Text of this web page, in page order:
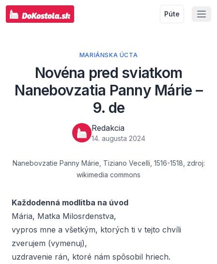
Púte
MARIÁNSKA ÚCTA
Novéna pred sviatkom
Nanebovzatia Panny Márie –
9. de
Redakcia
14. augusta 2024
Nanebovzatie Panny Márie, Tiziano Vecelli, 1516-1518, zdroj:
wikimedia commons
Každodenná modlitba na úvod
Mária, Matka Milosrdenstva,
vypros mne a všetkým, ktorých ti v tejto chvíli
zverujem (vymenuj),
uzdravenie rán, ktoré nám spôsobil hriech.